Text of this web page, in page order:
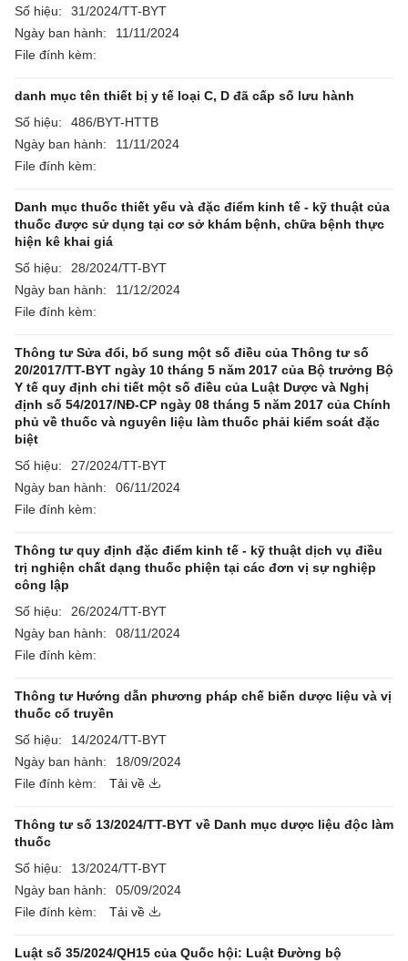
Số hiệu:
31/2024/TT-BYT
Ngày ban hành:
11/11/2024
File đính kèm:
danh mục tên thiết bị y tế loại C, D đã cấp số lưu hành
Số hiệu:
486/BYT-HTTB
Ngày ban hành:
11/11/2024
File đính kèm:
Danh mục thuốc thiết yếu và đặc điểm kinh tế - kỹ thuật của
thuốc được sử dụng tại cơ sở khám bệnh, chữa bệnh thực
hiện kê khai giá
Số hiệu:
28/2024/TT-BYT
Ngày ban hành:
11/12/2024
File đính kèm:
Thông tư Sửa đổi, bổ sung một số điều của Thông tư số
20/2017/TT-BYT ngày 10 tháng 5 năm 2017 của Bộ trưởng Bộ
Y tế quy định chi tiết một số điều của Luật Dược và Nghị
định số 54/2017/NĐ-CP ngày 08 tháng 5 năm 2017 của Chính
phủ về thuốc và nguyên liệu làm thuốc phải kiểm soát đặc
biệt
Số hiệu:
27/2024/TT-BYT
Ngày ban hành:
06/11/2024
File đính kèm:
Thông tư quy định đặc điểm kinh tế - kỹ thuật dịch vụ điều
trị nghiện chất dạng thuốc phiện tại các đơn vị sự nghiệp
công lập
Số hiệu:
26/2024/TT-BYT
Ngày ban hành:
08/11/2024
File đính kèm:
Thông tư Hướng dẫn phương pháp chế biến dược liệu và vị
thuốc cổ truyền
Số hiệu:
14/2024/TT-BYT
Ngày ban hành:
18/09/2024
File đính kèm:
Tải về
Thông tư số 13/2024/TT-BYT về Danh mục dược liệu độc làm
thuốc
Số hiệu:
13/2024/TT-BYT
Ngày ban hành:
05/09/2024
File đính kèm:
Tải về
Luật số 35/2024/QH15 của Quốc hội: Luật Đường bộ